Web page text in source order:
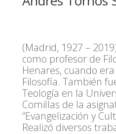
(Madrid, 1927 –
como profesor de
Henares, cuando
Filosofía. También
Teología en la
Comillas de la
“Evangelización y
Realizó diversos